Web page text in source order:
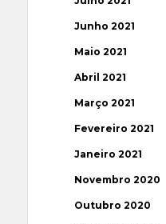
Junho 2021
Maio 2021
Abril 2021
Março 2021
Fevereiro 2021
Janeiro 2021
Novembro 2020
Outubro 2020